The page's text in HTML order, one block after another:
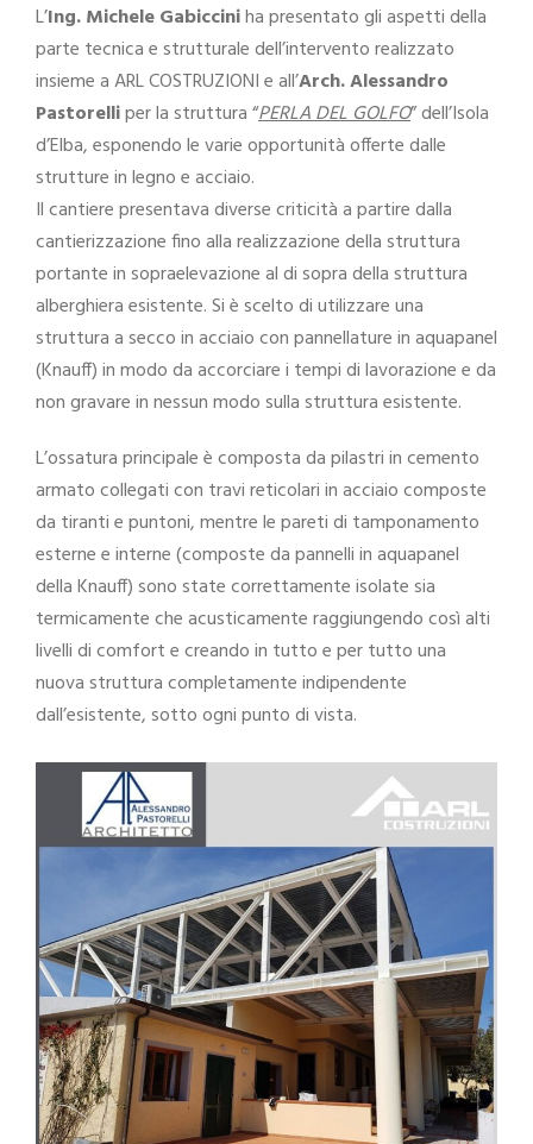
L’Ing. Michele Gabicciniha presentato gli aspetti della
parte tecnica e strutturale dell’intervento realizzato
insieme a ARL COSTRUZIONI e all’Arch. Alessandro
Pastorelliper la struttura “PERLA DEL GOLFO” dell’Isola
d’Elba, esponendo le varie opportunità offerte dalle
strutture in legno e acciaio.
Il cantiere presentava diverse criticità a partire dalla
cantierizzazione fino alla realizzazione della struttura
portante in sopraelevazione al di sopra della struttura
alberghiera esistente. Si è scelto di utilizzare una
struttura a secco in acciaio con pannellature in aquapanel
(Knauff) in modo da accorciare i tempi di lavorazione e da
non gravare in nessun modo sulla struttura esistente.
L’ossatura principale è composta da pilastri in cemento
armato collegati con travi reticolari in acciaio composte
da tiranti e puntoni, mentre le pareti di tamponamento
esterne e interne (composte da pannelli in aquapanel
della Knauff) sono state correttamente isolate sia
termicamente che acusticamente raggiungendo così alti
livelli di comfort e creando in tutto e per tutto una
nuova struttura completamente indipendente
dall’esistente, sotto ogni punto di vista.